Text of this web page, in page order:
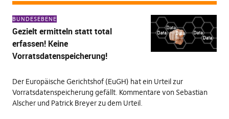
BUNDESEBENE
Gezielt ermitteln statt total
erfassen! Keine
Vorratsdatenspeicherung!
Der Europäische Gerichtshof (EuGH) hat ein Urteil zur
Vorratsdatenspeicherung gefällt. Kommentare von Sebastian
Alscher und Patrick Breyer zu dem Urteil.